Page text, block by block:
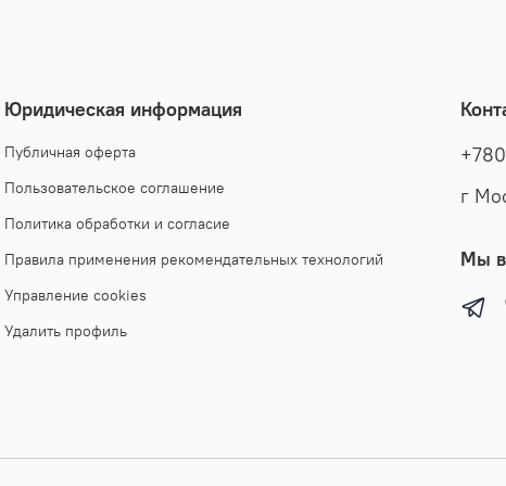
Куртка
куртка
будет
и с
Юридическая информация
Публичная оферта
Пользовательское соглашение
Политика обработки и согласие
Правила применения рекомендательных технологий
Управление cookies
Удалить профиль
г
Мы в